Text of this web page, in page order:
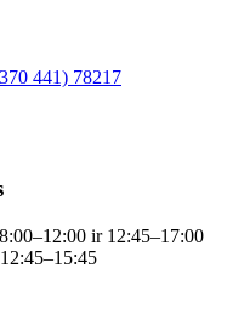
441) 78217
ir 12:45–17:00